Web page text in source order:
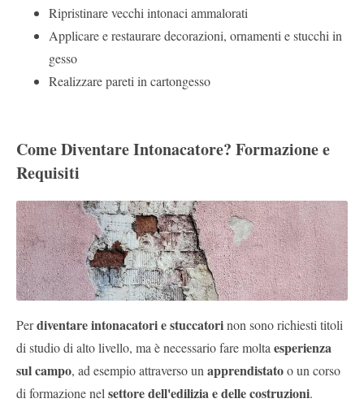
Ripristinare vecchi intonaci ammalorati
Applicare e restaurare decorazioni, ornamenti e stucchi in
gesso
Realizzare pareti in cartongesso
Come Diventare Intonacatore? Formazione e
Requisiti
Perdiventare intonacatori e stuccatorinon sono richiesti titoli
di studio di alto livello, ma è necessario fare molta esperienza
sul campo, ad esempio attraverso un apprendistatoo un corso
di formazione nel settore dell'edilizia e delle costruzioni.